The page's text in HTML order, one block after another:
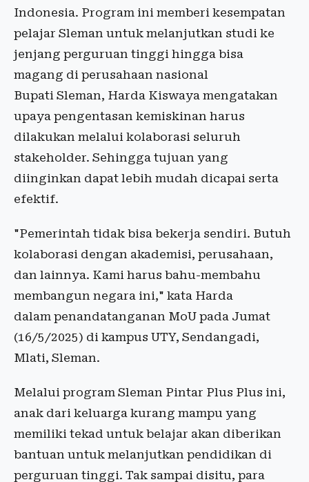
Indonesia. Program ini memberi kesempatan
pelajar Sleman untuk melanjutkan studi ke
jenjang perguruan tinggi hingga bisa
magang di perusahaan nasional
Bupati Sleman, Harda Kiswaya mengatakan
upaya pengentasan kemiskinan harus
dilakukan melalui kolaborasi seluruh
stakeholder. Sehingga tujuan yang
diinginkan dapat lebih mudah dicapai serta
efektif.
"Pemerintah tidak bisa bekerja sendiri. Butuh
kolaborasi dengan akademisi, perusahaan,
dan lainnya. Kami harus bahu-membahu
membangun negara ini," kata Harda
dalam penandatanganan MoU pada Jumat
(16/5/2025) di kampus UTY, Sendangadi,
Mlati, Sleman.
Melalui program Sleman Pintar Plus Plus ini,
anak dari keluarga kurang mampu yang
memiliki tekad untuk belajar akan diberikan
bantuan untuk melanjutkan pendidikan di
perguruan tinggi. Tak sampai disitu, para